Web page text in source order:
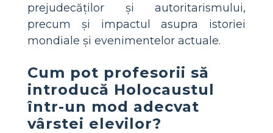
prejudecăților și autoritarismului,
precum și impactul asupra istoriei
mondiale și evenimentelor actuale.
Cum pot profesorii să
introducă Holocaustul
într-un mod adecvat
vârstei elevilor?